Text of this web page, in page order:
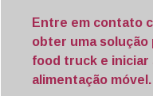
Entre em contato
obter uma solução
food truck e iniciar
alimentação móvel.